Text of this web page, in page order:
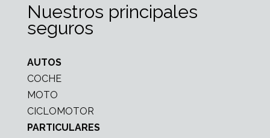
Nuestros principales
seguros
AUTOS
COCHE
MOTO
CICLOMOTOR
PARTICULARES